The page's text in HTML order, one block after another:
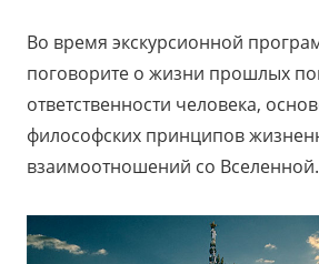
Во время экскурсионной
поговорите о жизни прошлых
ответственности человека,
философских принципов
взаимоотношений со Вселенной.